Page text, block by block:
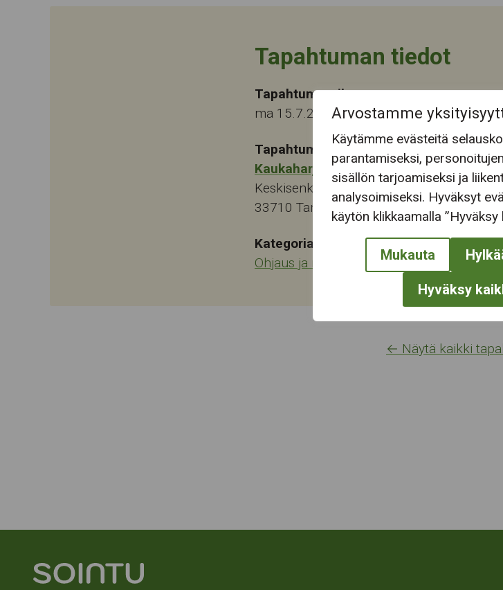
Arvostamme
Käytämme evästeitä
parantamiseksi,
sisällön tarjoamiseksi ja
analysoimiseksi. Hyväksyt
käytön klikkaamalla ”Hyväksy
Mukauta
Hyväksy
Tapahtuman tiedot
Tapahtuma-aika
ma 15.7.2024 14:00
Tapahtumapaikka:
Kaukaharjukeskus
Keskisenkatu 13-15
33710 Tampere
Kategoriat:
Ohjaus ja neuvonta
← Näytä kaikki